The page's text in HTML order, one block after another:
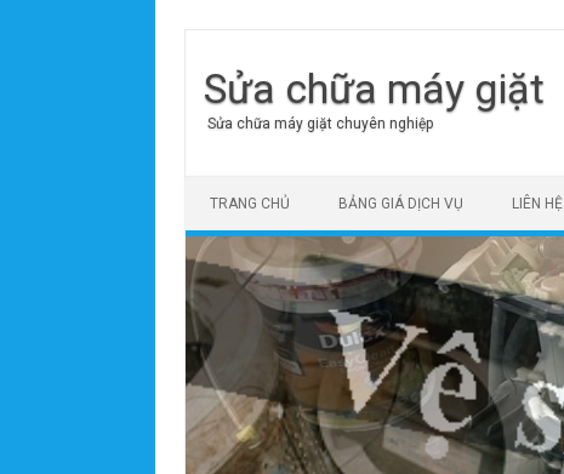
Sửa chữa máy giặt
Sửa chữa máy giặt chuyên nghiệp
TRANG CHỦ BẢNG GIÁ DỊCH VỤ LIÊN HỆ